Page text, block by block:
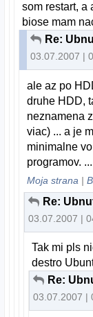
som restart, a
biose mam
Re:
03.07.2007 |
ale az po
druhe HDD,
neznamena
viac) ... a je
minimalne
programov. ...
Moja strana |
Re:
03.07.2007 |
Tak mi pls
destro
Re:
03.07.2007 |